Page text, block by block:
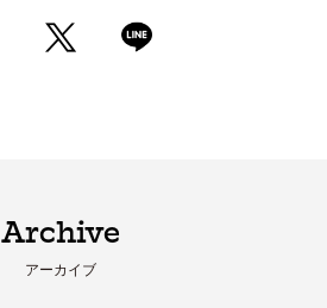
Archive
アーカイブ